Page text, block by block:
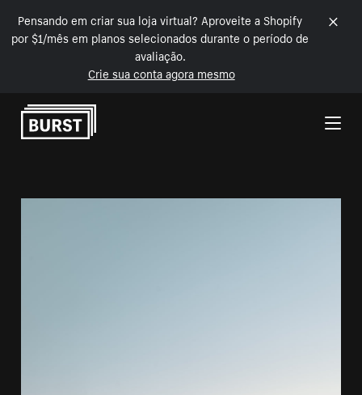
Pensando em criar sua loja virtual? Aproveite a Shopify
por $1/mês em planos selecionados durante o período de
avaliação.
Crie sua conta agora mesmo
Pular para o conteúdo